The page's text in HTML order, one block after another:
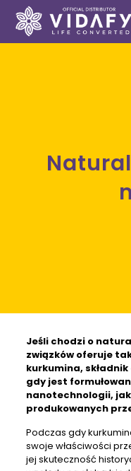
Naturalne wsparcie
Jeśli chodzi o
związków oferuje
kurkumina,
gdy jest
nanotechnologii,
produkowanych
Podczas gdy
swoje właściwości
jej skuteczność